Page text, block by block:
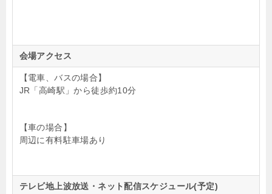
会場アクセス
【電車、バスの場合】
JR「高崎駅」から徒歩約10分
【車の場合】
周辺に有料駐車場あり
テレビ地上波放送・ネット配信スケジュール(予定)